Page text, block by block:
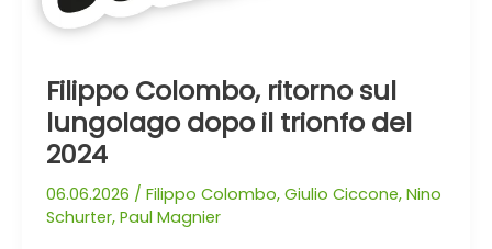
Filippo Colombo, ritorno sul
lungolago dopo il trionfo del
2024
06.06.2026 / Filippo Colombo, Giulio Ciccone, Nino
Schurter, Paul Magnier